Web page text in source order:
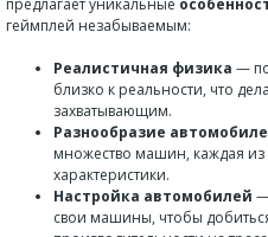
предлагает уникальные
геймплей незабываемым:
Реалистичная физика —
близко к реальности, что
захватывающим.
Разнообразие
множество машин, каждая из
характеристики.
Настройка автомобилей —
свои машины, чтобы